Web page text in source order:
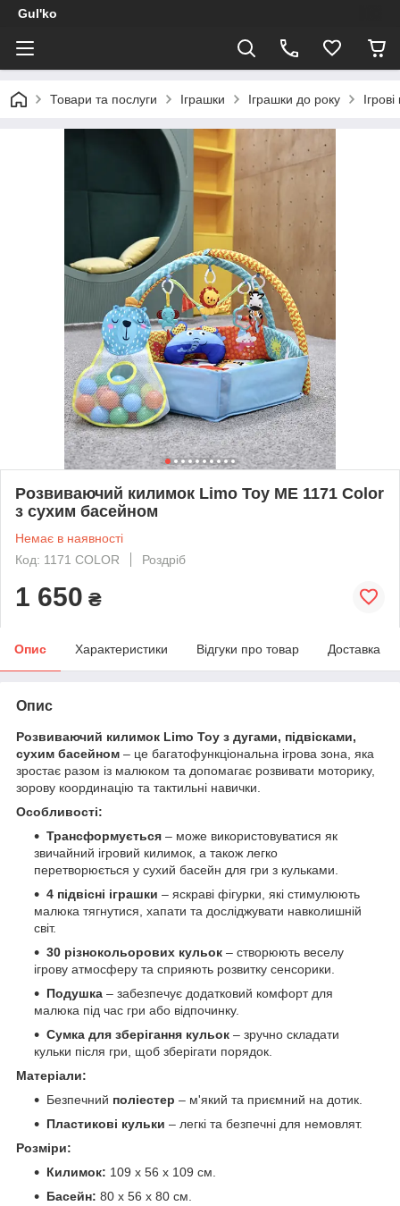
Gul'ko
Товари та послуги Іграшки Іграшки до року
Розвиваючий килимок Limo Toy ME 1171 Color
з сухим басейном
Немає в наявності
Код: 1171 COLOR
Роздріб
1 650 ₴
Опис Характеристики Відгуки про товар Доставка
Опис
Розвиваючий килимок Limo Toy з дугами, підвісками,
сухим басейном – це багатофункціональна ігрова зона, яка
зростає разом із малюком та допомагає розвивати моторику,
зорову координацію та тактильні навички.
Особливості:
Трансформується – може використовуватися як
звичайний ігровий килимок, а також легко
перетворюється у сухий басейн для гри з кульками.
4 підвісні іграшки – яскраві фігурки, які стимулюють
малюка тягнутися, хапати та досліджувати навколишній
світ.
30 різнокольорових кульок – створюють веселу
ігрову атмосферу та сприяють розвитку сенсорики.
Подушка – забезпечує додатковий комфорт для
малюка під час гри або відпочинку.
Сумка для зберігання кульок – зручно складати
кульки після гри, щоб зберігати порядок.
Матеріали:
Безпечний поліестер – м'який та приємний на дотик.
Пластикові кульки – легкі та безпечні для немовлят.
Розміри:
Килимок: 109 x 56 x 109 см.
Басейн: 80 x 56 x 80 см.